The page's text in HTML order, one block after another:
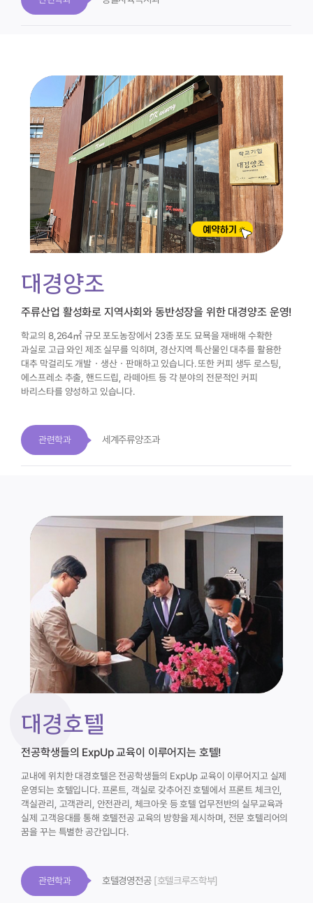
대경양조
주류산업 활성화로 지역사회와 동반성장을 위한 대경양조 운영!
학교의 8,264㎡ 규모 포도농장에서 23종 포도 묘묙을 재배해 수확한
과실로 고급 와인 제조 실무를 익히며,
경산지역 특산물인 대추를 활용한
대추 막걸리도 개발ㆍ생산ㆍ판매하고 있습니다.또한 커피 생두 로스팅,
에스프레소 추출, 핸드드립, 라떼아트 등각 분야의 전문적인 커피
바리스타를 양성하고 있습니다.
관련학과 세계주류양조과
대경호텔
전공학생들의 ExpUp 교육이 이루어지는 호텔!
교내에 위치한 대경호텔은 전공학생들의 ExpUp 교육이 이루어지고 실제
운영되는 호텔입니다.프론트, 객실로 갖추어진 호텔에서 프론트 체크인,
객실관리, 고객관리, 안전관리, 체크아웃 등 호텔 업무전반의 실무교육과
실제 고객응대를 통해 호텔전공 교육의 방향을 제시하며, 전문 호텔리어의
꿈을 꾸는 특별한 공간입니다.
관련학과 호텔경영전공[호텔크루즈학부]